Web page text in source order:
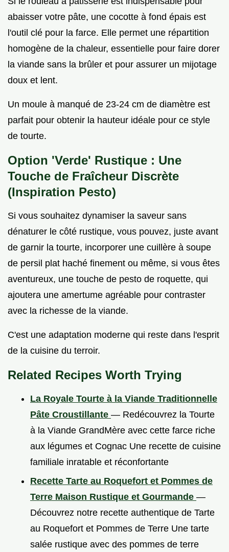
abaisser votre pâte, une cocotte à fond épais est
l'outil clé pour la farce. Elle permet une répartition
homogène de la chaleur, essentielle pour faire dorer
la viande sans la brûler et pour assurer un mijotage
doux et lent.
Un moule à manqué de 23-24 cm de diamètre est
parfait pour obtenir la hauteur idéale pour ce style
de tourte.
Option 'Verde' Rustique : Une
Touche de Fraîcheur Discrète
(Inspiration Pesto)
Si vous souhaitez dynamiser la saveur sans
dénaturer le côté rustique, vous pouvez, juste avant
de garnir la tourte, incorporer une cuillère à soupe
de persil plat haché finement ou même, si vous êtes
aventureux, une touche de pesto de roquette, qui
ajoutera une amertume agréable pour contraster
avec la richesse de la viande.
C'est une adaptation moderne qui reste dans l'esprit
de la cuisine du terroir.
Related Recipes Worth Trying
La Royale Tourte à la Viande Traditionnelle
Pâte Croustillante — Redécouvrez la Tourte
à la Viande GrandMère avec cette farce riche
aux légumes et Cognac Une recette de cuisine
familiale inratable et réconfortante
Recette Tarte au Roquefort et Pommes de
Terre Maison Rustique et Gourmande —
Découvrez notre recette authentique de Tarte
au Roquefort et Pommes de Terre Une tarte
salée rustique avec des pommes de terre